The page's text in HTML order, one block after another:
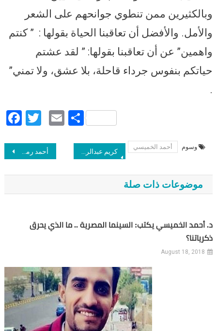
وبالكثيرين ممن تنطوي جوانحهم على الشعر
والأمل. والأفضل أن تعاقبنا الحياة بقولها : ” كنتم
واهمين” عن أن تعاقبنا بقولها: ” لقد عشتم
حياتكم بنفوس جرداء قاحلة، بلا عشق، ولا تمني”
.
Facebook
Twitter
EmailShare
وسوم أحمد الخميسي Post navigation
أحمد رمضان يكتب في ذكرى فض رابعة: عن الجريمة التي تورط فيها الجميع
موضوعات ذات صلة
د. أحمد الخميسي يكتب: السينما المصرية .. ما الذي يحرق
ذكرياتنا؟
August 18, 2018